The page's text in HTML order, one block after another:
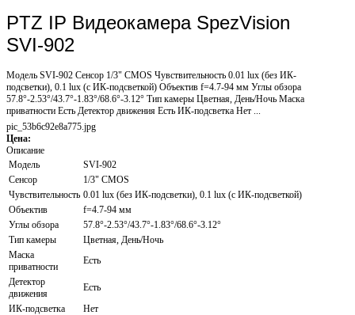
PTZ IP Видеокамера SpezVision
SVI-902
Модель SVI-902 Сенсор 1/3" CMOS Чувствительность 0.01 lux (без ИК-
подсветки), 0.1 lux (с ИК-подсветкой) Объектив f=4.7-94 мм Углы обзора
57.8°-2.53°/43.7°-1.83°/68.6°-3.12° Тип камеры Цветная, День/Ночь Маска
приватности Есть Детектор движения Есть ИК-подсветка Нет ...
pic_53b6c92e8a775.jpg
Цена:
Описание
Модель
SVI-902
Сенсор
1/3" CMOS
Чувствительность 0.01 lux (без ИК-подсветки), 0.1 lux (с ИК-подсветкой)
Объектив
f=4.7-94 мм
Углы обзора
57.8°-2.53°/43.7°-1.83°/68.6°-3.12°
Тип камеры
Цветная, День/Ночь
Маска
приватности
Есть
Детектор
движения
Есть
ИК-подсветка
Нет